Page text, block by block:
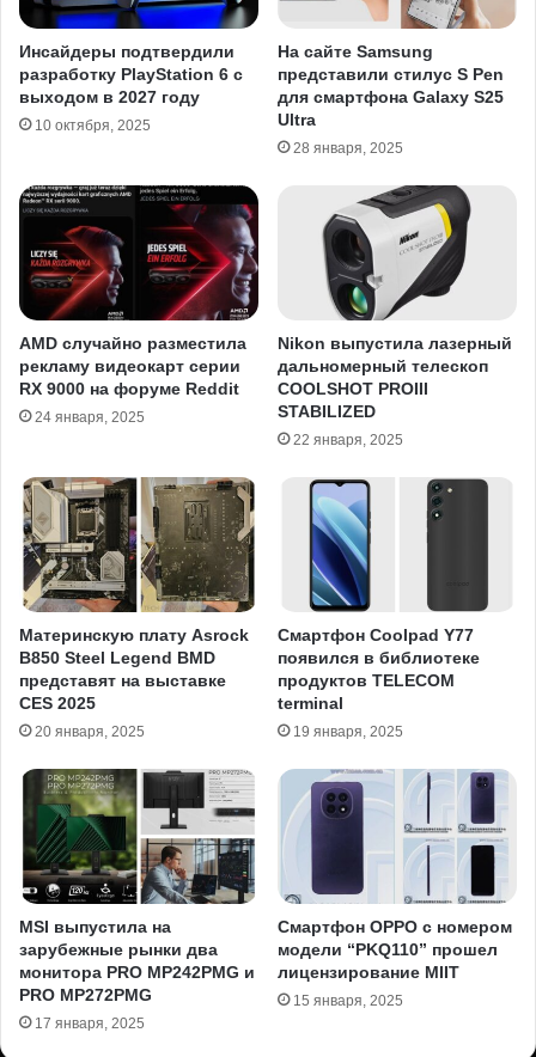
Инсайдеры подтвердили
разработку PlayStation 6 с
выходом в 2027 году
10 октября, 2025
На сайте Samsung
представили стилус S Pen
для смартфона Galaxy S25
Ultra
28 января, 2025
AMD случайно разместила
рекламу видеокарт серии
RX 9000 на форуме Reddit
24 января, 2025
Nikon выпустила лазерный
дальномерный телескоп
COOLSHOT PROIII
STABILIZED
22 января, 2025
Материнскую плату Asrock
B850 Steel Legend BMD
представят на выставке
CES 2025
20 января, 2025
Смартфон Coolpad Y77
появился в библиотеке
продуктов TELECOM
terminal
19 января, 2025
MSI выпустила на
зарубежные рынки два
монитора PRO MP242PMG и
PRO MP272PMG
17 января, 2025
Смартфон OPPO с номером
модели “PKQ110” прошел
лицензирование MIIT
15 января, 2025